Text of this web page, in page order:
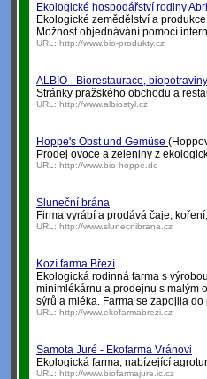
Ekologické hospodářství rodiny
Ekologické zemědělství a
Možnost objednávání pomocí
URL: http://www.bio-produkty.cz
ALBIO - Biorestaurace,
Stránky pražského obchodu a
URL: http://www.albiostyl.cz
Hoppe's Obst und Gemüse
Prodej ovoce a zeleniny z
URL: http://www.bio-hoppe.de
Sluneční brána
Firma vyrábí a prodává čaje,
URL: http://www.slunecnibrana.cz
Kozí farma Březí
Ekologická rodinná farma s
minimlékárnu a prodejnu s malým
sýrů a mléka. Farma se zapojila
URL: http://www.ekofarmabrezi.cz
Samota Juré - Ekofarma Vránovi
Ekologická farma, nabízející
URL: http://www.biofarmajure.ic.cz